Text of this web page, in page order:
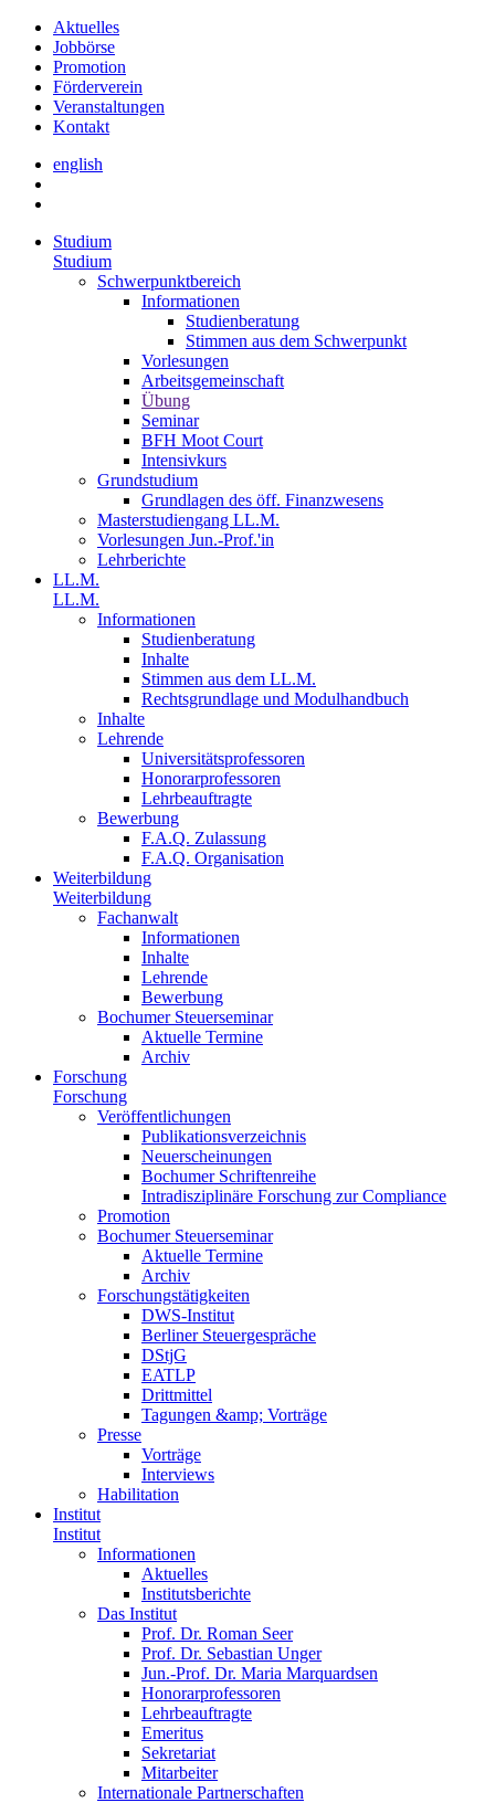
Aktuelles
Jobbörse
Promotion
Förderverein
Veranstaltungen
Kontakt
english
Studium
Studium
Schwerpunktbereich
Informationen
Studienberatung
Stimmen aus dem Schwerpunkt
Vorlesungen
Arbeitsgemeinschaft
Übung
Seminar
BFH Moot Court
Intensivkurs
Grundstudium
Grundlagen des öff. Finanzwesens
Masterstudiengang LL.M.
Vorlesungen Jun.-Prof.'in
Lehrberichte
LL.M.
LL.M.
Informationen
Studienberatung
Inhalte
Stimmen aus dem LL.M.
Rechtsgrundlage und Modulhandbuch
Inhalte
Lehrende
Universitätsprofessoren
Honorarprofessoren
Lehrbeauftragte
Bewerbung
F.A.Q. Zulassung
F.A.Q. Organisation
Weiterbildung
Weiterbildung
Fachanwalt
Informationen
Inhalte
Lehrende
Bewerbung
Bochumer Steuerseminar
Aktuelle Termine
Archiv
Forschung
Forschung
Veröffentlichungen
Publikationsverzeichnis
Neuerscheinungen
Bochumer Schriftenreihe
Intradisziplinäre Forschung zur Compliance
Promotion
Bochumer Steuerseminar
Aktuelle Termine
Archiv
Forschungstätigkeiten
DWS-Institut
Berliner Steuergespräche
DStjG
EATLP
Drittmittel
Tagungen &amp; Vorträge
Presse
Vorträge
Interviews
Habilitation
Institut
Institut
Informationen
Aktuelles
Institutsberichte
Das Institut
Prof. Dr. Roman Seer
Prof. Dr. Sebastian Unger
Jun.-Prof. Dr. Maria Marquardsen
Honorarprofessoren
Lehrbeauftragte
Emeritus
Sekretariat
Mitarbeiter
Internationale Partnerschaften